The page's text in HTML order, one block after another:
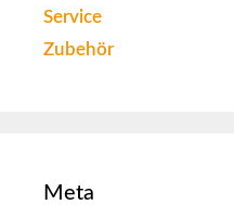
Service
Zubehör
Meta